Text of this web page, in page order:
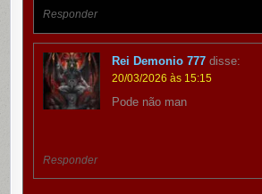
Responder
Rei Demonio 777 disse:
20/03/2026 às 15:15
Pode não man
Responder